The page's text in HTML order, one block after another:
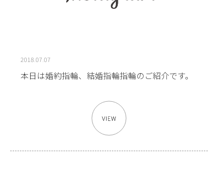
2018.07.07
本日は婚約指輪、結婚指輪指輪のご紹介です。